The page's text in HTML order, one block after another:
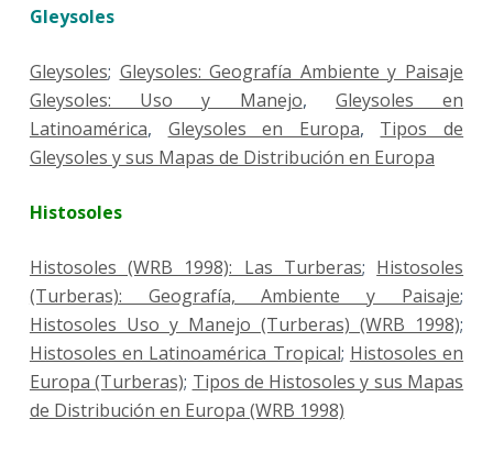
Gleysoles
Gleysoles; Gleysoles: Geografía Ambiente y Paisaje
Gleysoles: Uso y Manejo, Gleysoles en
Latinoamérica, Gleysoles en Europa, Tipos de
Gleysoles y sus Mapas de Distribución en Europa
Histosoles
Histosoles (WRB 1998): Las Turberas; Histosoles
(Turberas): Geografía, Ambiente y Paisaje;
Histosoles Uso y Manejo (Turberas) (WRB 1998);
Histosoles en Latinoamérica Tropical; Histosoles en
Europa (Turberas); Tipos de Histosoles y sus Mapas
de Distribución en Europa (WRB 1998)